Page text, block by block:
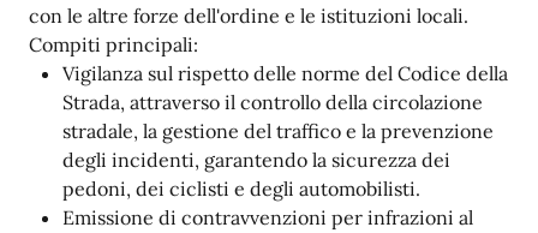
con le altre forze dell'ordine e le istituzioni locali.
Compiti principali:
Vigilanza sul rispetto delle norme del Codice della
Strada, attraverso il controllo della circolazione
stradale, la gestione del traffico e la prevenzione
degli incidenti, garantendo la sicurezza dei
pedoni, dei ciclisti e degli automobilisti.
Emissione di contravvenzioni per infrazioni al